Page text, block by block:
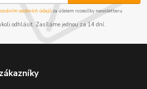
osobních údajůza účelem rozesílky newsletteru.
odhlásit. Zasíláme jednou za 14 dní.